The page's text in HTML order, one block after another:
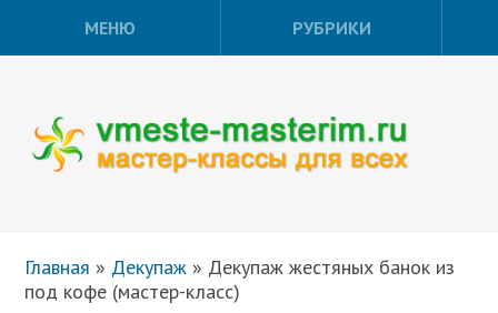
МЕНЮ РУБРИКИ
Главная » Декупаж » Декупаж жестяных банок из
под кофе (мастер-класс)